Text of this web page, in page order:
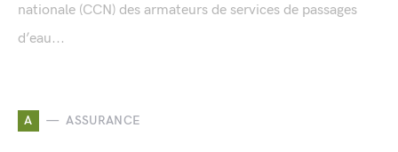
nationale (CCN) des armateurs de services de passages
d’eau...
A ASSURANCE